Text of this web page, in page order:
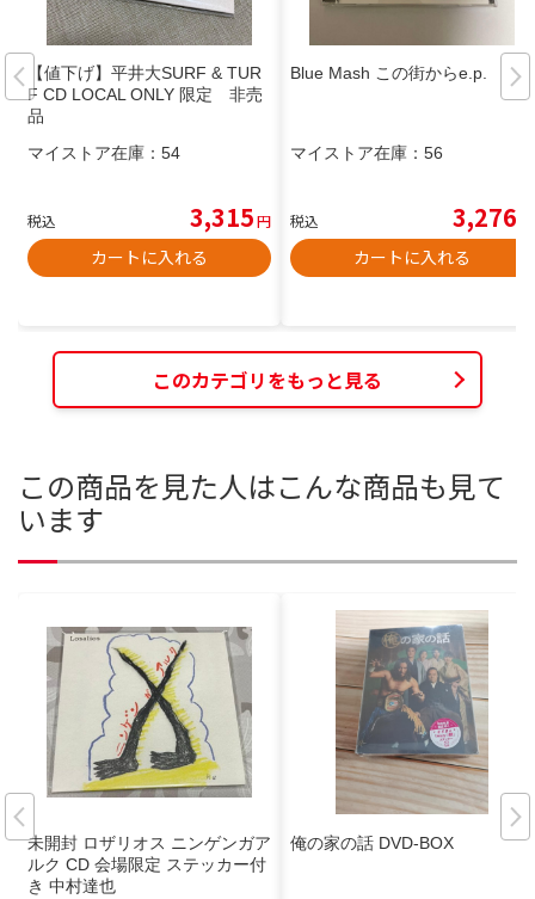
【値下げ】平井大SURF & TUR
F CD LOCAL ONLY 限定 非売
品
マイストア在庫： 54
税込 3,315円
カートに入れる
Blue Mash この街からe.p.
マイストア在庫： 56
税込 3,276
カートに入れる
このカテゴリをもっと見る
この商品を見た人はこんな商品も見て
います
未開封 ロザリオス ニンゲンガア
ルク CD 会場限定 ステッカー付
き 中村達也
俺の家の話 DVD-BOX